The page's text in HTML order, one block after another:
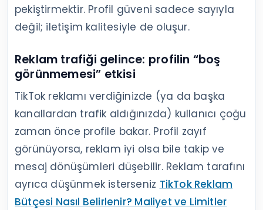
pekiştirmektir. Profil güveni sadece sayıyla
değil; iletişim kalitesiyle de oluşur.
Reklam trafiği gelince: profilin “boş
görünmemesi” etkisi
TikTok reklamı verdiğinizde (ya da başka
kanallardan trafik aldığınızda) kullanıcı çoğu
zaman önce profile bakar. Profil zayıf
görünüyorsa, reklam iyi olsa bile takip ve
mesaj dönüşümleri düşebilir. Reklam tarafını
ayrıca düşünmek isterseniz TikTok Reklam
Bütçesi Nasıl Belirlenir? Maliyet ve Limitler